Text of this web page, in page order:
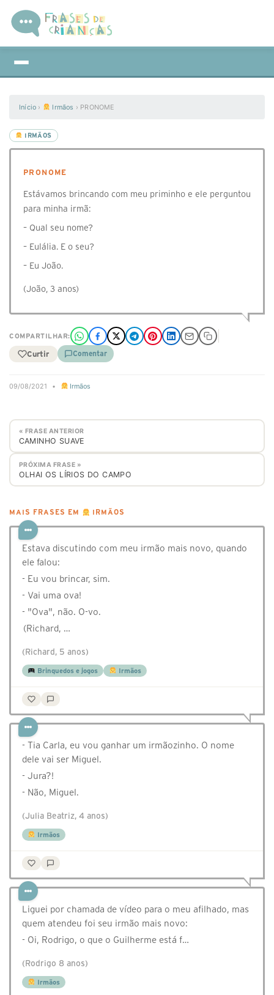
Início › Irmãos › PRONOME
IRMÃOS
PRONOME
Estávamos brincando com meu priminho e ele perguntou
para minha irmã:
– Qual seu nome?
– Eulália. E o seu?
– Eu João.
(João, 3 anos)
COMPARTILHAR:
Curtir Comentar
09/08/2021 • Irmãos
« FRASE ANTERIOR
CAMINHO SUAVE
PRÓXIMA FRASE »
OLHAI OS LÍRIOS DO CAMPO
MAIS FRASES EM IRMÃOS
Estava discutindo com meu irmão mais novo, quando
ele falou:
- Eu vou brincar, sim.
- Vai uma ova!
- "Ova", não. O-vo.
(Richard, …
(Richard, 5 anos)
Brinquedos e jogos Irmãos
- Tia Carla, eu vou ganhar um irmãozinho. O nome
dele vai ser Miguel.
- Jura?!
- Não, Miguel.
(Julia Beatriz, 4 anos)
Irmãos
Liguei por chamada de vídeo para o meu afilhado, mas
quem atendeu foi seu irmão mais novo:
- Oi, Rodrigo, o que o Guilherme está f…
(Rodrigo 8 anos)
Irmãos